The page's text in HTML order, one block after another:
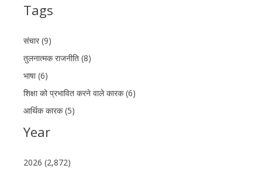
Tags
संचार (9)
तुलनात्मक राजनीति (8)
भाषा (6)
शिक्षा को प्रभावित करने वाले कारक (6)
आर्थिक कारक (5)
Year
2026 (2,872)